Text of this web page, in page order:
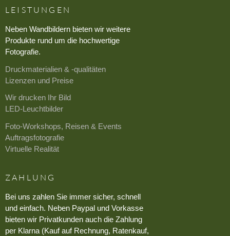
LEISTUNGEN
Neben Wandbildern bieten wir weitere
Produkte rund um die hochwertige
Fotografie.
Druckmaterialien & -qualitäten
Lizenzen und Preise
Wir drucken Ihr Bild
LED-Leuchtbilder
Foto-Workshops, Reisen & Events
Auftragsfotografie
Virtuelle Realität
ZAHLUNG
Bei uns zahlen Sie immer sicher, schnell
und einfach. Neben Paypal und Vorkasse
bieten wir Privatkunden auch die Zahlung
per Klarna (Kauf auf Rechnung, Ratenkauf,